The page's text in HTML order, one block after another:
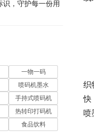
织
快
喷
识，守护每一份用
一物一码
喷码机墨水
手持式喷码机
热转印打码机
食品饮料